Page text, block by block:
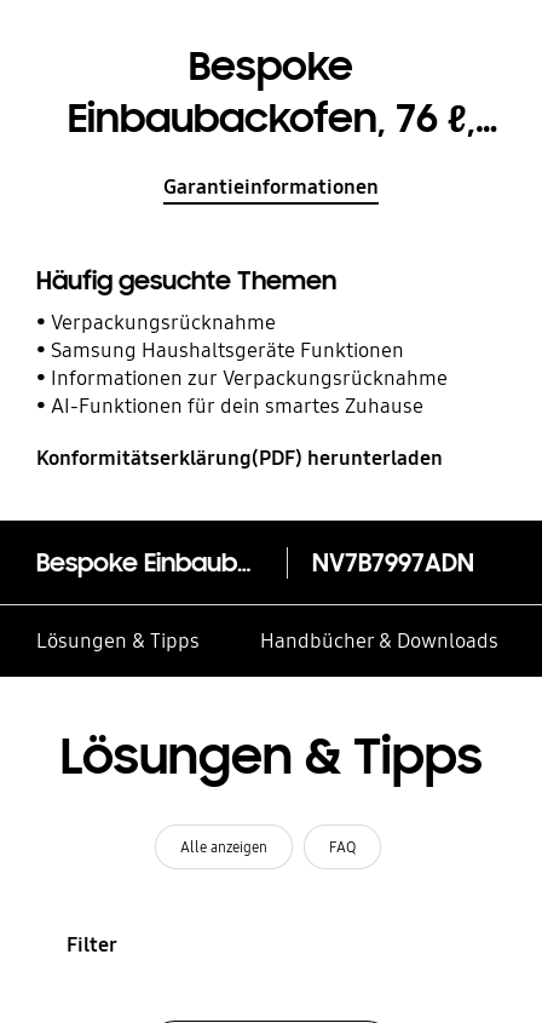
Bespoke
Einbaubackofen, 76 ℓ,
A+*, Pyrolyse, Clean
Garantieinformationen
Häufig gesuchte Themen
Verpackungsrücknahme
Samsung Haushaltsgeräte Funktionen
Informationen zur Verpackungsrücknahme
AI-Funktionen für dein smartes Zuhause
Konformitätserklärung(PDF) herunterladen
Bespoke Einbaubackofen, 76 ℓ, A+*, Pyrolyse, Clean Navy, Serie 7 NV7B7997ADN
Lösungen & Tipps Handbücher & Downloads
Lösungen & Tipps
Alle anzeigen FAQ
Filter